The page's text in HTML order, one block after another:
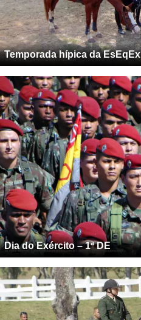
Temporada hípica da EsEqEx
Dia do Exército – 1ª DE